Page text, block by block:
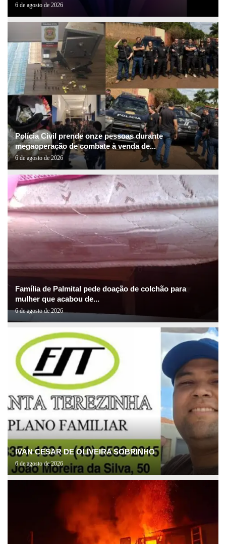
6 de agosto de 2026
Polícia Civil prende onze pessoas durante
megaoperação de combate à venda de...
6 de agosto de 2026
Família de Palmital pede doação de colchão para
mulher que acabou de...
6 de agosto de 2026
IVAN CESAR DE OLIVEIRA SOBRINHO
6 de agosto de 2026